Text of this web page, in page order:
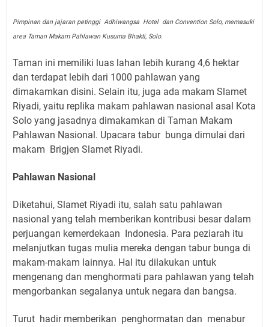
Pimpinan dan jajaran petinggi Adhiwangsa Hotel dan Convention Solo, memasuki
area Taman Makam Pahlawan Kusuma Bhakti, Solo.
Taman ini memiliki luas lahan lebih kurang 4,6 hektar
dan terdapat lebih dari 1000 pahlawan yang
dimakamkan disini. Selain itu, juga ada makam Slamet
Riyadi, yaitu replika makam pahlawan nasional asal Kota
Solo yang jasadnya dimakamkan di Taman Makam
Pahlawan Nasional. Upacara tabur bunga dimulai dari
makam Brigjen Slamet Riyadi.
Pahlawan Nasional
Diketahui, Slamet Riyadi itu, salah satu pahlawan
nasional yang telah memberikan kontribusi besar dalam
perjuangan kemerdekaan
Indonesia. Para peziarah itu
melanjutkan tugas mulia mereka dengan tabur bunga di
makam-makam lainnya. Hal itu dilakukan untuk
mengenang dan menghormati para pahlawan yang telah
mengorbankan segalanya untuk negara dan bangsa.
Turut hadir memberikan penghormatan dan menabur